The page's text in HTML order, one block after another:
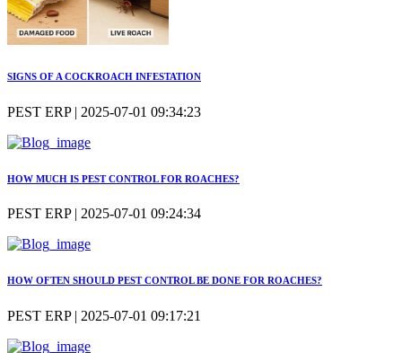
SIGNS OF A COCKROACH INFESTATION
PEST ERP | 2025-07-01 09:34:23
HOW MUCH IS PEST CONTROL FOR ROACHES?
PEST ERP | 2025-07-01 09:24:34
HOW OFTEN SHOULD PEST CONTROL BE DONE FOR ROACHES?
PEST ERP | 2025-07-01 09:17:21